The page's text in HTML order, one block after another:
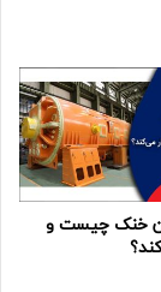
خنک چیست و